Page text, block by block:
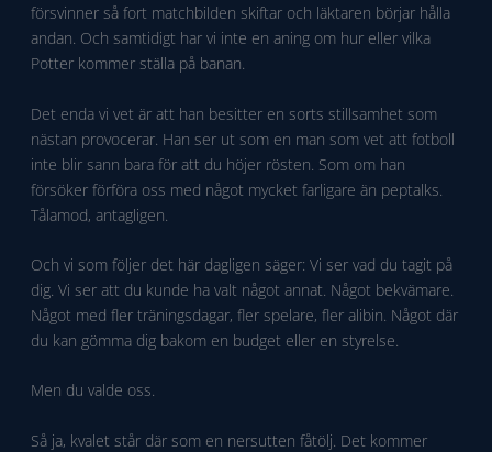
försvinner så fort matchbilden skiftar och läktaren börjar hålla
andan. Och samtidigt har vi inte en aning om hur eller vilka
Potter kommer ställa på banan.
Det enda vi vet är att han besitter en sorts stillsamhet som
nästan provocerar. Han ser ut som en man som vet att fotboll
inte blir sann bara för att du höjer rösten. Som om han
försöker förföra oss med något mycket farligare än peptalks.
Tålamod, antagligen.
Och vi som följer det här dagligen säger: Vi ser vad du tagit på
dig. Vi ser att du kunde ha valt något annat. Något bekvämare.
Något med fler träningsdagar, fler spelare, fler alibin. Något där
du kan gömma dig bakom en budget eller en styrelse.
Men du valde oss.
Så ja, kvalet står där som en nersutten fåtölj. Det kommer